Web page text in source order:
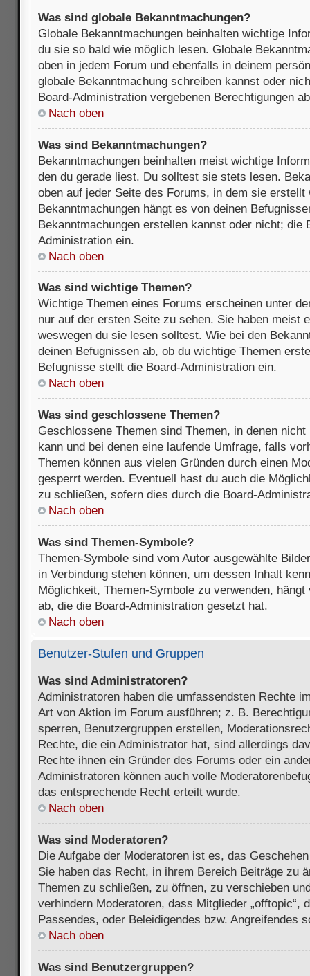
Was sind globale Bekanntmachungen?
Globale Bekanntmachungen beinhalten wichtige
du sie so bald wie möglich lesen. Globale
oben in jedem Forum und ebenfalls in deinem
globale Bekanntmachung schreiben kannst oder
Board-Administration vergebenen Berechtigungen
Nach oben
Was sind Bekanntmachungen?
Bekanntmachungen beinhalten meist wichtige
den du gerade liest. Du solltest sie stets lesen.
oben auf jeder Seite des Forums, in dem sie erstellt
Bekanntmachungen hängt es von deinen
Bekanntmachungen erstellen kannst oder nicht; die
Administration ein.
Nach oben
Was sind wichtige Themen?
Wichtige Themen eines Forums erscheinen unter
nur auf der ersten Seite zu sehen. Sie haben meist
weswegen du sie lesen solltest. Wie bei den
deinen Befugnissen ab, ob du wichtige Themen
Befugnisse stellt die Board-Administration ein.
Nach oben
Was sind geschlossene Themen?
Geschlossene Themen sind Themen, in denen
kann und bei denen eine laufende Umfrage, falls
Themen können aus vielen Gründen durch einen
gesperrt werden. Eventuell hast du auch die
zu schließen, sofern dies durch die Board-
Nach oben
Was sind Themen-Symbole?
Themen-Symbole sind vom Autor ausgewählte
in Verbindung stehen können, um dessen Inhalt
Möglichkeit, Themen-Symbole zu verwenden,
ab, die die Board-Administration gesetzt hat.
Nach oben
Benutzer-Stufen und Gruppen
Was sind Administratoren?
Administratoren haben die umfassendsten Rechte
Art von Aktion im Forum ausführen; z. B.
sperren, Benutzergruppen erstellen,
Rechte, die ein Administrator hat, sind allerdings
Rechte ihnen ein Gründer des Forums oder ein
Administratoren können auch volle
das entsprechende Recht erteilt wurde.
Nach oben
Was sind Moderatoren?
Die Aufgabe der Moderatoren ist es, das
Sie haben das Recht, in ihrem Bereich Beiträge zu
Themen zu schließen, zu öffnen, zu verschieben
verhindern Moderatoren, dass Mitglieder „offtopic“,
Passendes, oder Beleidigendes bzw. Angreifendes
Nach oben
Was sind Benutzergruppen?